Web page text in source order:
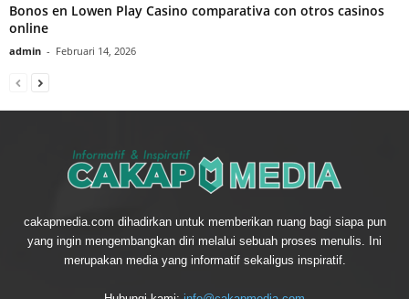
Bonos en Lowen Play Casino comparativa con otros casinos
online
admin - Februari 14, 2026
cakapmedia.com dihadirkan untuk memberikan ruang bagi siapa pun
yang ingin mengembangkan diri melalui sebuah proses menulis. Ini
merupakan media yang informatif sekaligus inspiratif.